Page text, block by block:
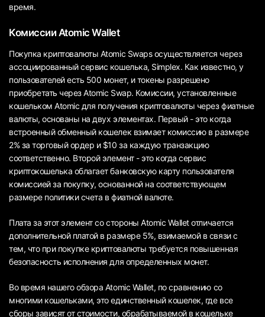
время.
Комиссии Atomic Wallet
Покупка криптовалюты Atomic Swaps осуществляется через
ассоциированный сервис кошелька, Simplex. Как известно, у
пользователей есть 500 монет, и токены разрешено
приобретать через Atomic Swap. Комиссии, установленные
кошельком Atomic для получения криптовалюты через фиатные
валюты, основаны на двух элементах. Первый - это когда
встроенный обменный кошелек взимает комиссию в размере
2% за торговый ордер и $10 за каждую транзакцию
соответственно. Второй элемент - это когда сервис
криптокошелька облагает банковскую карту пользователя
комиссией за покупку, основанной на соответствующем
размере политики счета в фиатной валюте.
Плата за этот элемент со стороны Atomic Wallet отличается
дополнительной платой в размере 5%, взимаемой в связи с
тем, что при покупке криптовалюты требуется повышенная
безопасность исполнения для определенных монет.
Во время нашего обзора Atomic Wallet, по сравнению со
многими кошельками, это единственный кошелек, где все
сборы зависят от стоимости, обрабатываемой в кошельке